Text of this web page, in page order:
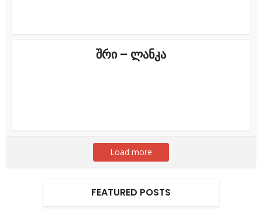
შრი – ლანკა
Load more
FEATURED POSTS